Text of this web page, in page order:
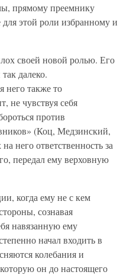
прямому преемнику
этой роли избранному и
своей новой ролью. Его
далеко.
него также то
не чувствуя себя
против
(Коц, Медзинский,
него ответственность за
передал ему верховную
когда ему не с кем
сознавая
навязанную ему
начал входить в
колебания и
он до настоящего